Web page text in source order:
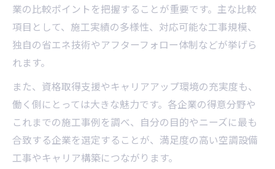
業の比較ポイントを把握することが重要です。主な比較
項目として、施工実績の多様性、対応可能な工事規模、
独自の省エネ技術やアフターフォロー体制などが挙げら
れます。
また、資格取得支援やキャリアアップ環境の充実度も、
働く側にとっては大きな魅力です。各企業の得意分野や
これまでの施工事例を調べ、自分の目的やニーズに最も
合致する企業を選定することが、満足度の高い空調設備
工事やキャリア構築につながります。